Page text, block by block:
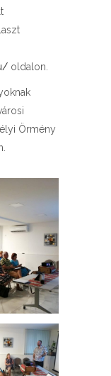
oldalon.
Örmény